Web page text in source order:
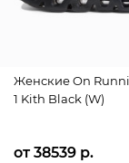
Женские On
1 Kith Black (W)
от 38539 р.